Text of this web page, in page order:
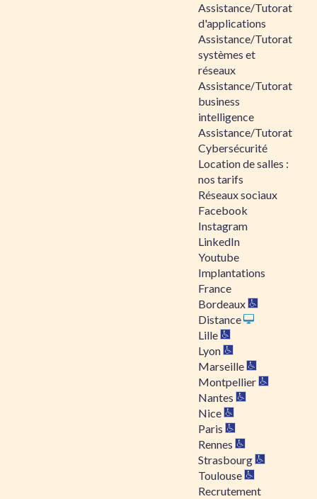
Assistance/Tutorat
d'applications
Assistance/Tutorat
systèmes et
réseaux
Assistance/Tutorat
business
intelligence
Assistance/Tutorat
Cybersécurité
Location de salles :
nos tarifs
Réseaux sociaux
Facebook
Instagram
LinkedIn
Youtube
Implantations
France
Bordeaux
Distance
Lille
Lyon
Marseille
Montpellier
Nantes
Nice
Paris
Rennes
Strasbourg
Toulouse
Recrutement